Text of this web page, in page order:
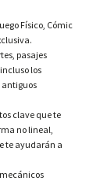
Físico, Cómic
pasajes
los
antiguos
clave que te
no lineal,
te ayudarán a